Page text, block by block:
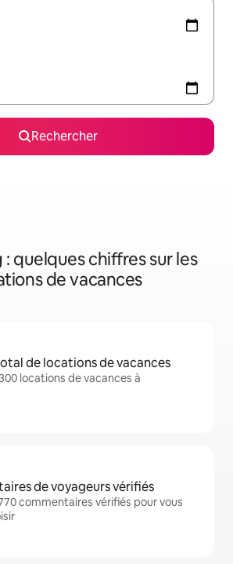
Rechercher
quelques chiffres sur les
de vacances
de locations de vacances
locations de vacances à
de voyageurs vérifiés
commentaires vérifiés pour vous